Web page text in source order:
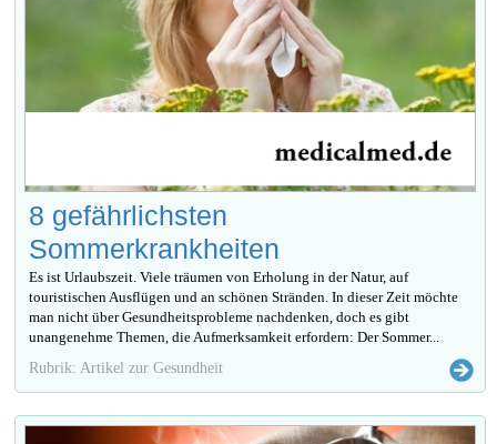
8 gefährlichsten
Sommerkrankheiten
Es ist Urlaubszeit. Viele träumen von Erholung in der Natur, auf
touristischen Ausflügen und an schönen Stränden. In dieser Zeit möchte
man nicht über Gesundheitsprobleme nachdenken, doch es gibt
unangenehme Themen, die Aufmerksamkeit erfordern: Der Sommer...
Rubrik: Artikel zur Gesundheit